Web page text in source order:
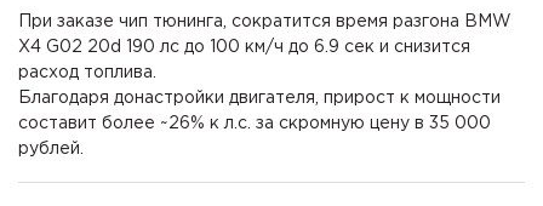
При заказе чип тюнинга, сократится время разгона BMW
X4 G02 20d 190 лс до 100 км/ч до 6.9 сек и снизится
расход топлива.
Благодаря донастройки двигателя, прирост к мощности
составит более ~26% к л.с. за скромную цену в 35 000
рублей.